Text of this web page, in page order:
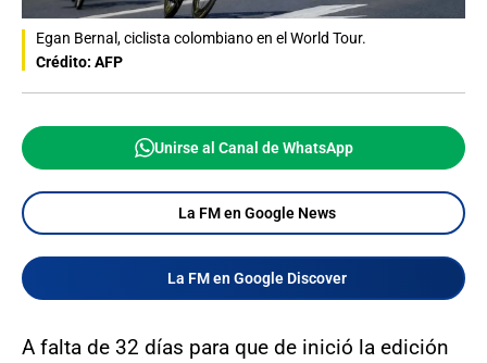
Egan Bernal, ciclista colombiano en el World Tour.
Crédito: AFP
Unirse al Canal de WhatsApp
La FM en Google News
La FM en Google Discover
A falta de 32 días para que de inició la edición